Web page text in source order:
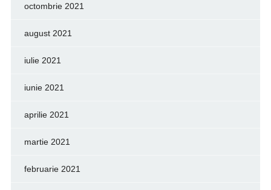
octombrie 2021
august 2021
iulie 2021
iunie 2021
aprilie 2021
martie 2021
februarie 2021